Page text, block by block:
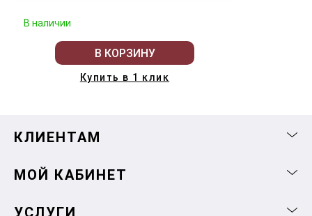
В наличии
В КОРЗИНУ
Купить в 1 клик
КЛИЕНТАМ
МОЙ КАБИНЕТ